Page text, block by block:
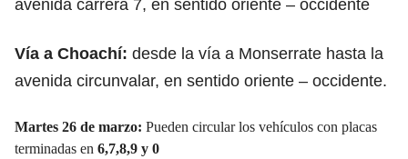
avenida carrera 7, en sentido oriente – occidente
Vía a Choachí: desde la vía a Monserrate hasta la
avenida circunvalar, en sentido oriente – occidente.
Martes 26 de marzo: Pueden circular los vehículos con placas
terminadas en 6,7,8,9 y 0